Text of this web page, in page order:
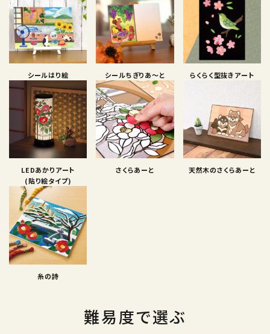
シールはり絵 シールちぎりあ〜と らくらく型抜きアート
LEDあかりアート
(貼り絵タイプ)
さくらあーと 天然木のさくらあーと
糸の詩
難易度で選ぶ